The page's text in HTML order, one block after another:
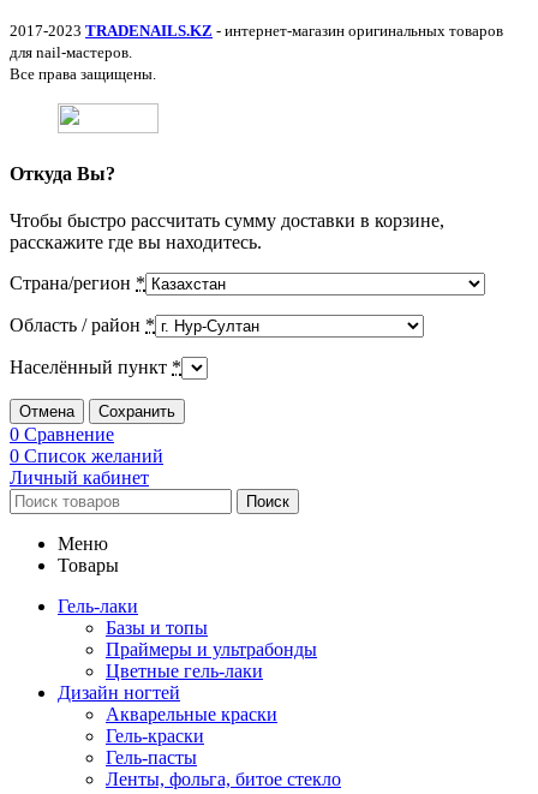
2017-2023 TRADENAILS.KZ - интернет-магазин оригинальных товаров
для nail-мастеров.
Все права защищены.
Откуда Вы?
Чтобы быстро рассчитать сумму доставки в корзине,
расскажите где вы находитесь.
Страна/регион *
Область / район *
Населённый пункт *
Отмена Сохранить
0 Сравнение
0 Список желаний
Личный кабинет
Поиск
Меню
Товары
Гель-лаки
Базы и топы
Праймеры и ультрабонды
Цветные гель-лаки
Дизайн ногтей
Акварельные краски
Гель-краски
Гель-пасты
Ленты, фольга, битое стекло